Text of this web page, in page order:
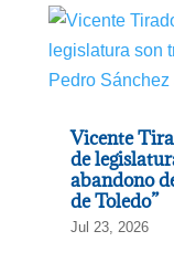
Vicente
de
abandono
de Toledo”
Jul 23, 2026